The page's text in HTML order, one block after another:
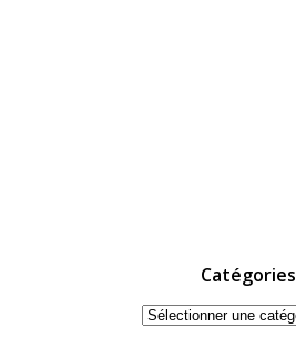
Catégories
Catégories